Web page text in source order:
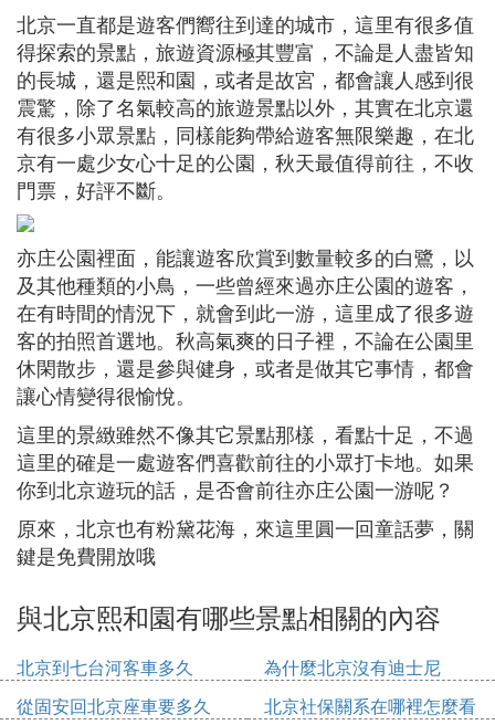
北京一直都是遊客們嚮往到達的城市，這里有很多值
得探索的景點，旅遊資源極其豐富，不論是人盡皆知
的長城，還是熙和園，或者是故宮，都會讓人感到很
震驚，除了名氣較高的旅遊景點以外，其實在北京還
有很多小眾景點，同樣能夠帶給遊客無限樂趣，在北
京有一處少女心十足的公園，秋天最值得前往，不收
門票，好評不斷。
亦庄公園裡面，能讓遊客欣賞到數量較多的白鷺，以
及其他種類的小鳥，一些曾經來過亦庄公園的遊客，
在有時間的情況下，就會到此一游，這里成了很多遊
客的拍照首選地。秋高氣爽的日子裡，不論在公園里
休閑散步，還是參與健身，或者是做其它事情，都會
讓心情變得很愉悅。
這里的景緻雖然不像其它景點那樣，看點十足，不過
這里的確是一處遊客們喜歡前往的小眾打卡地。如果
你到北京遊玩的話，是否會前往亦庄公園一游呢？
原來，北京也有粉黛花海，來這里圓一回童話夢，關
鍵是免費開放哦
與北京熙和園有哪些景點相關的內容
北京到七台河客車多久
為什麼北京沒有迪士尼
從固安回北京座車要多久
北京社保關系在哪裡怎麼看